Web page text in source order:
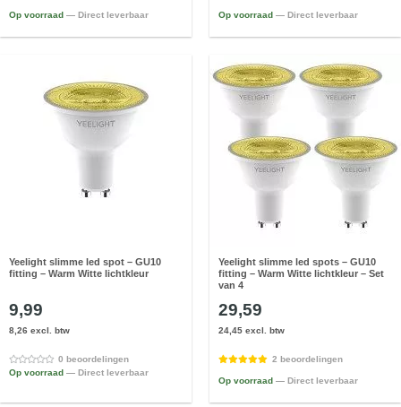
Op voorraad — Direct leverbaar Op voorraad — Direct leverbaar
Yeelight slimme led spot – GU10
fitting – Warm Witte lichtkleur
9,99
8,26 excl. btw
0 beoordelingen
Op voorraad — Direct leverbaar
Yeelight slimme led spots – GU10
fitting – Warm Witte lichtkleur – Set
van 4
29,59
24,45 excl. btw
2 beoordelingen
Op voorraad — Direct leverbaar